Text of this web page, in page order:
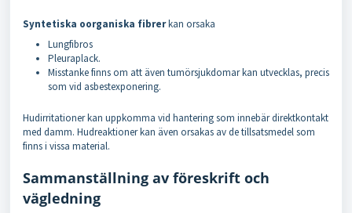
Syntetiska oorganiska fibrerkan orsaka
Lungfibros
Pleuraplack.
Misstanke finns om att även tumörsjukdomar kan utvecklas, precis
som vid asbestexponering.
Hudirritationer kan uppkomma vid hantering som innebär direktkontakt
med damm. Hudreaktioner kan även orsakas av de tillsatsmedel som
finns i vissa material.
Sammanställning av föreskrift och
vägledning